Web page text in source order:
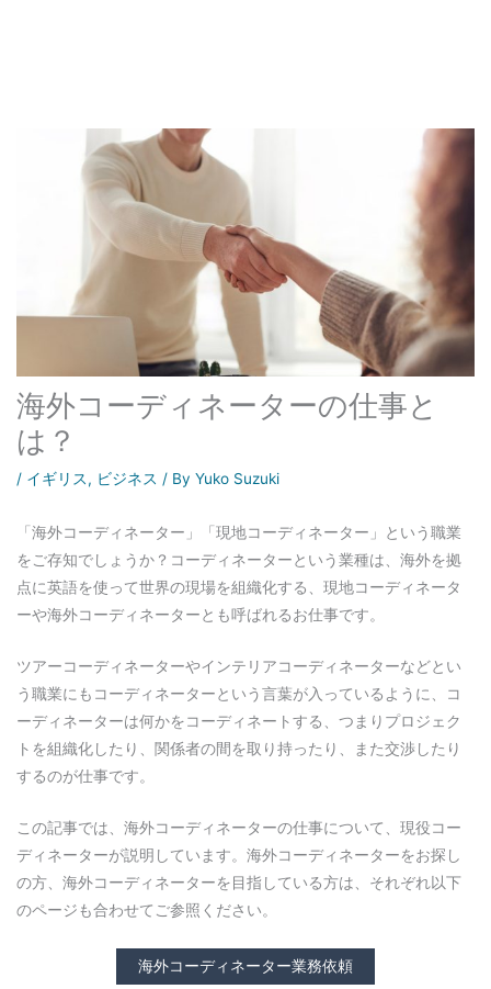
海外コーディネーターの仕事と
は？
/ イギリス, ビジネス / By Yuko Suzuki
「海外コーディネーター」「現地コーディネーター」という職業
をご存知でしょうか？コーディネーターという業種は、海外を拠
点に英語を使って世界の現場を組織化する、現地コーディネータ
ーや海外コーディネーターとも呼ばれるお仕事です。
ツアーコーディネーターやインテリアコーディネーターなどとい
う職業にもコーディネーターという言葉が入っているように、コ
ーディネーターは何かをコーディネートする、つまりプロジェク
トを組織化したり、関係者の間を取り持ったり、また交渉したり
するのが仕事です。
この記事では、海外コーディネーターの仕事について、現役コー
ディネーターが説明しています。海外コーディネーターをお探し
の方、海外コーディネーターを目指している方は、それぞれ以下
のページも合わせてご参照ください。
海外コーディネーター業務依頼